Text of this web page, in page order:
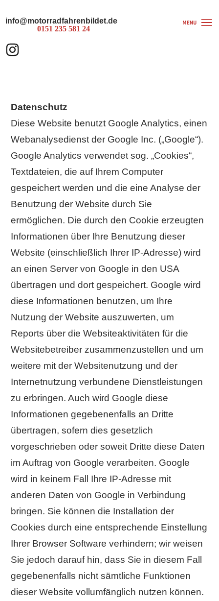
info@motorradfahrenbildet.de
0151 235 581 24
Datenschutz
Diese Website benutzt Google Analytics, einen
Webanalysedienst der Google Inc. („Google“).
Google Analytics verwendet sog. „Cookies“,
Textdateien, die auf Ihrem Computer
gespeichert werden und die eine Analyse der
Benutzung der Website durch Sie
ermöglichen. Die durch den Cookie erzeugten
Informationen über Ihre Benutzung dieser
Website (einschließlich Ihrer IP-Adresse) wird
an einen Server von Google in den USA
übertragen und dort gespeichert. Google wird
diese Informationen benutzen, um Ihre
Nutzung der Website auszuwerten, um
Reports über die Websiteaktivitäten für die
Websitebetreiber zusammenzustellen und um
weitere mit der Websitenutzung und der
Internetnutzung verbundene Dienstleistungen
zu erbringen. Auch wird Google diese
Informationen gegebenenfalls an Dritte
übertragen, sofern dies gesetzlich
vorgeschrieben oder soweit Dritte diese Daten
im Auftrag von Google verarbeiten. Google
wird in keinem Fall Ihre IP-Adresse mit
anderen Daten von Google in Verbindung
bringen. Sie können die Installation der
Cookies durch eine entsprechende Einstellung
Ihrer Browser Software verhindern; wir weisen
Sie jedoch darauf hin, dass Sie in diesem Fall
gegebenenfalls nicht sämtliche Funktionen
dieser Website vollumfänglich nutzen können.